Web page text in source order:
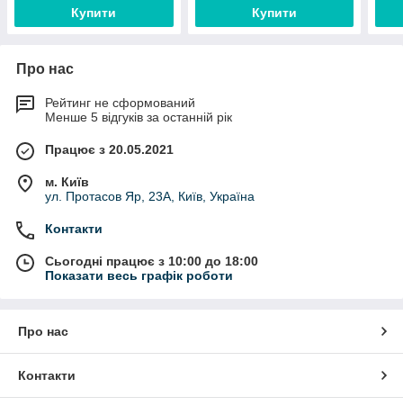
Купити Купити
Про нас
Рейтинг не сформований
Менше 5 відгуків за останній рік
Працює з 20.05.2021
м. Київ
ул. Протасов Яр, 23А, Київ, Україна
Контакти
Сьогодні працює з 10:00 до 18:00
Показати весь графік роботи
Про нас
Контакти